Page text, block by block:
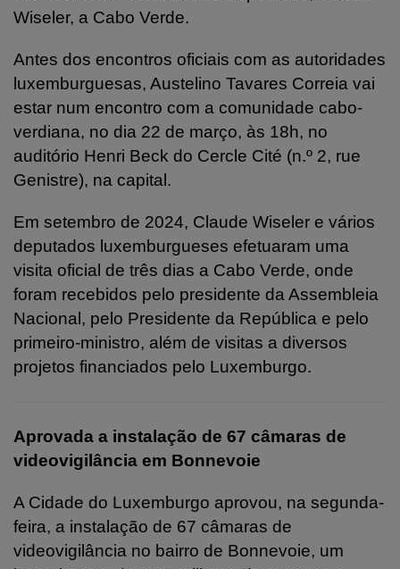
Wiseler, a Cabo Verde.
Antes dos encontros oficiais com as autoridades
luxemburguesas, Austelino Tavares Correia vai
estar num encontro com a comunidade cabo-
verdiana, no dia 22 de março, às 18h, no
auditório Henri Beck do Cercle Cité (n.º 2, rue
Genistre), na capital.
Em setembro de 2024, Claude Wiseler e vários
deputados luxemburgueses efetuaram uma
visita oficial de três dias a Cabo Verde, onde
foram recebidos pelo presidente da Assembleia
Nacional, pelo Presidente da República e pelo
primeiro-ministro, além de visitas a diversos
projetos financiados pelo Luxemburgo.
Aprovada a instalação de 67 câmaras de
videovigilância em Bonnevoie
A Cidade do Luxemburgo aprovou, na segunda-
feira, a instalação de 67 câmaras de
videovigilância no bairro de Bonnevoie, um